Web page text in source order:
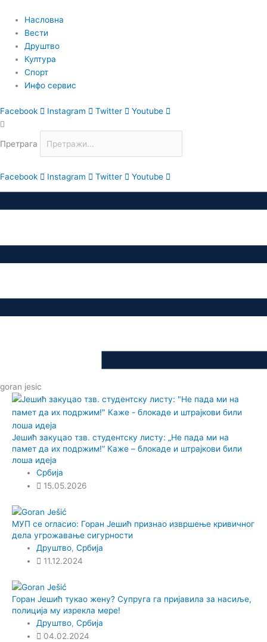
садржај
Насловна
Вести
Друштво
Култура
Спорт
Инфо сервис
Facebook Instagram Twitter Youtube
Претрага
Facebook Instagram Twitter Youtube
goran jesic
Јешић закуцао тзв. студентску листу: „Не пада ми на
памет да их подржим!“ Каже – блокаде и штрајкови били
лоша идеја
Србија
15.05.2026
МУП се огласио: Горан Јешић признао извршење кривичног
дела угрожавање сигурности
Друштво,Србија
11.12.2024
Горан Јешић тукао жену? Супруга га пријавила за насиље,
полиција му изрекла мере!
Друштво,Србија
04.02.2024